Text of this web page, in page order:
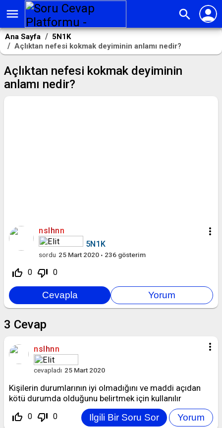
menu search person
Ana Sayfa
5N1K
Açlıktan nefesi kokmak deyiminin anlamı nedir?
Açlıktan nefesi kokmak deyiminin
anlamı nedir?
more_vert
nslhnn
5N1K
sordu 25 Mart 2020 236 gösterim
thumb_up_off_alt 0 thumb_down_off_alt 0
3 Cevap
more_vert
nslhnn
cevapladı 25 Mart 2020
Kişilerin durumlarının iyi olmadığını ve maddi açıdan
kötü durumda olduğunu belirtmek için kullanılır
thumb_up_off_alt 0 thumb_down_off_alt 0